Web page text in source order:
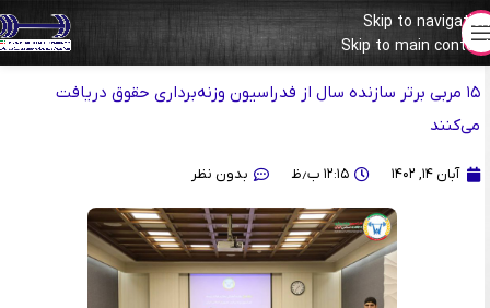
Skip to navigation
Skip to main content
برگزاری پنجمین نشست هیات رئیسه وزنه برداری
۱۵ مربی برتر سازنده سال از فدراسیون وزنه‌برداری حقوق دریافت
می‌کنند
آبان ۱۴, ۱۴۰۲ ۱۲:۱۵ ب٫ظ بدون نظر